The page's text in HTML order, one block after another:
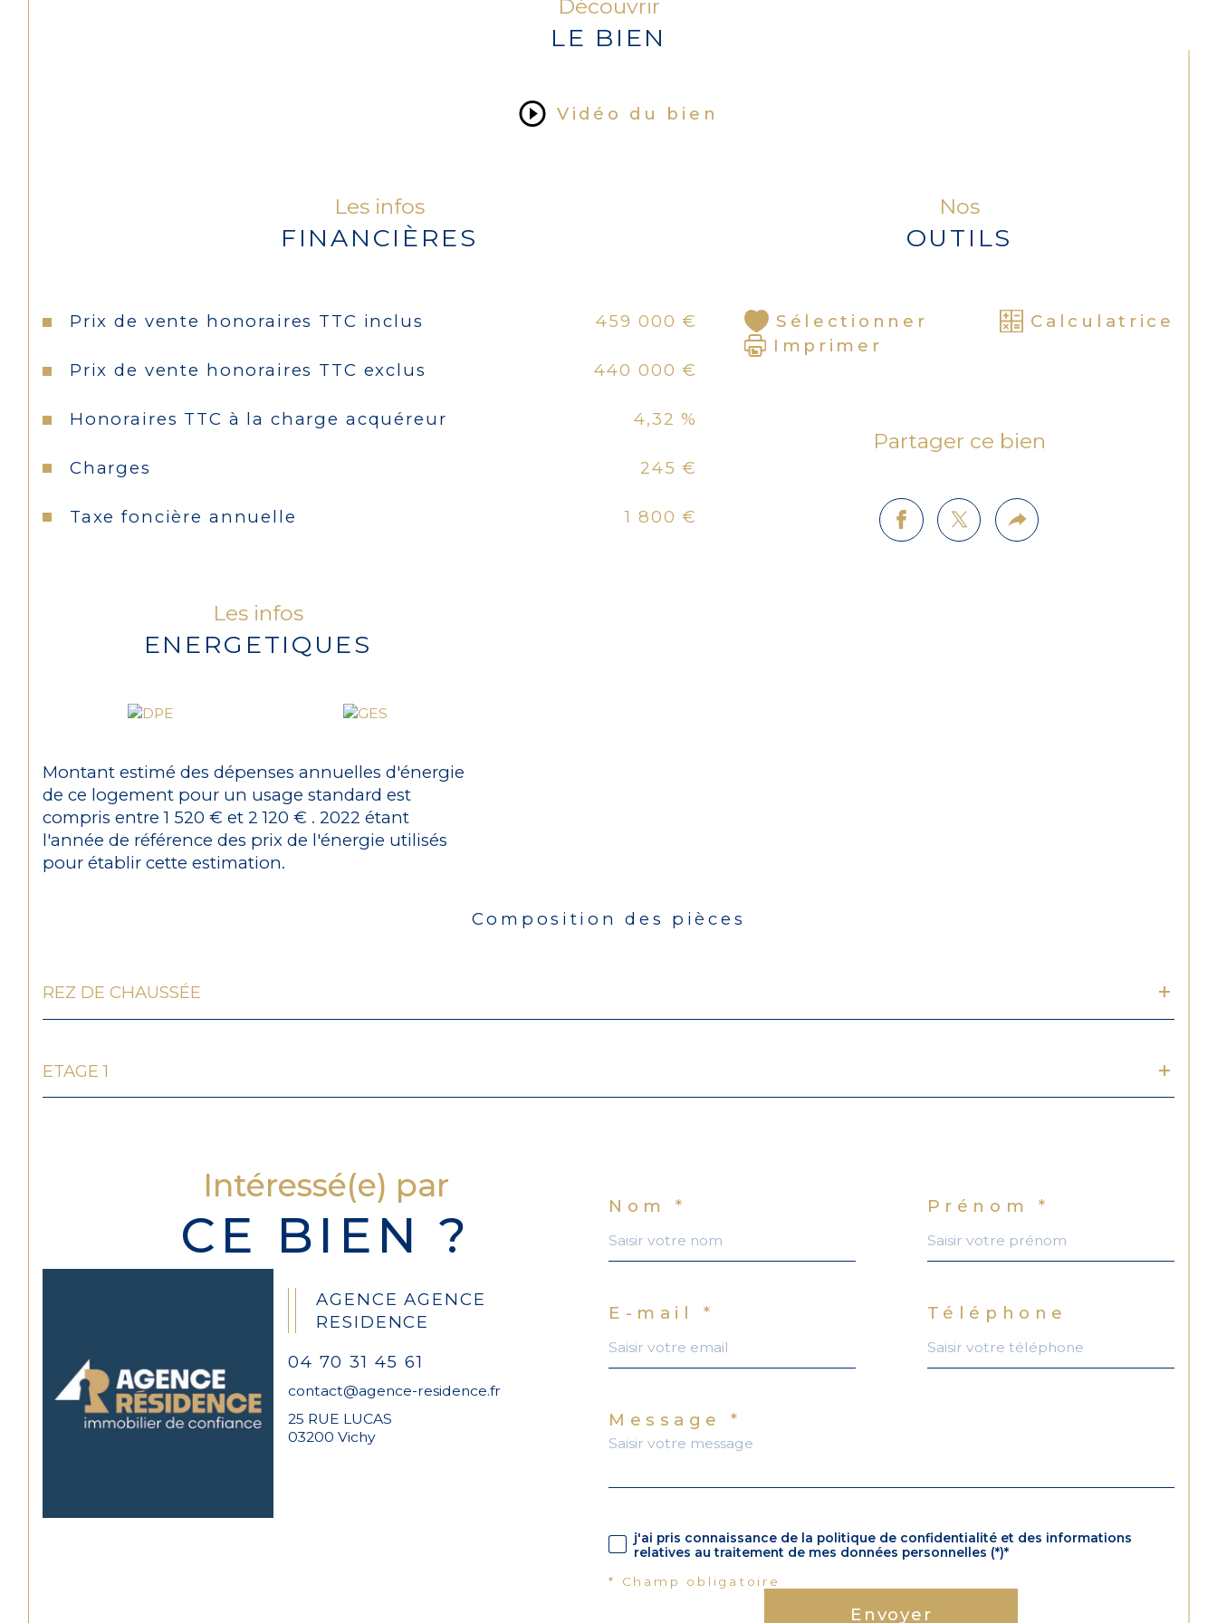
Découvrir
LE BIEN
Vidéo du bien
Les infos
FINANCIÈRES
Prix de vente honoraires TTC inclus 459 000 €
Prix de vente honoraires TTC exclus 440 000 €
Honoraires TTC à la charge acquéreur 4,32 %
Charges 245 €
Taxe foncière annuelle 1 800 €
Nos
OUTILS
Sélectionner
Calculatrice
Imprimer
Partager ce bien
Les infos
ENERGETIQUES
Montant estimé des dépenses annuelles d'énergie
de ce logement pour un usage standard est
compris entre 1 520 € et 2 120 € . 2022 étant
l'année de référence des prix de l'énergie utilisés
pour établir cette estimation.
Composition des pièces
REZ DE CHAUSSÉE
ETAGE 1
Intéressé(e) par
CE BIEN ?
AGENCE AGENCE
RESIDENCE
04 70 31 45 61
contact@agence-residence.fr
25 RUE LUCAS
03200 Vichy
Nom * Prénom *
E-mail * Téléphone
Message *
j'ai pris connaissance de la politique de confidentialité et des informations
relatives au traitement de mes données personnelles (*)*
* Champ obligatoire
Envoyer